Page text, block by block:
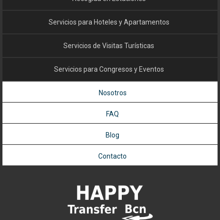
Servicios para Hoteles y Apartamentos
Servicios de Visitas Turísticas
Servicios para Congresos y Eventos
Nosotros
FAQ
Blog
Contacto